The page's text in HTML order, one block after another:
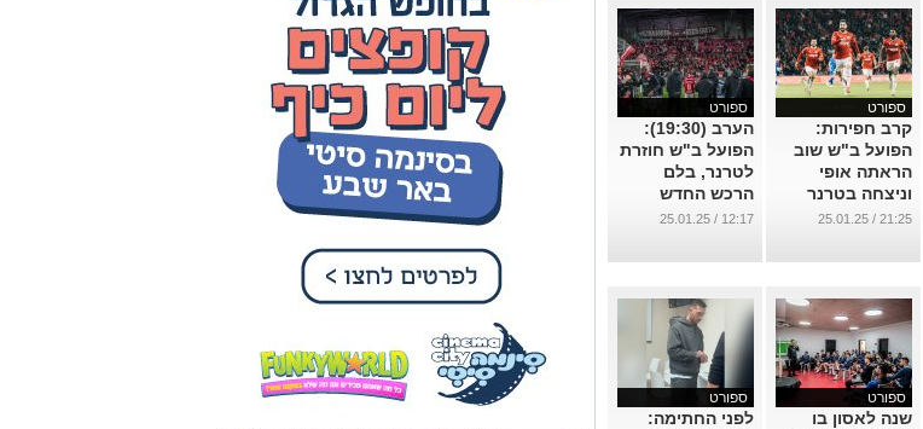
ספורט
קרב חפירות:
הפועל ב"ש שוב
הראתה אופי
וניצחה בטרנר
...
21:25 / 25.01.25
ספורט
הערב (19:30):
הפועל ב"ש חוזרת
לטרנר, בלם
הרכש החדש
בסגל
12:17 / 25.01.25
ספורט
שנה לאסון בו
ספורט
לפני החתימה: